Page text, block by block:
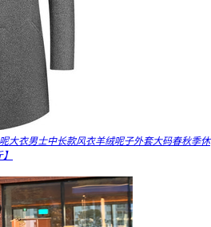
大衣男士中长款风衣羊绒呢子外套大码春秋季休